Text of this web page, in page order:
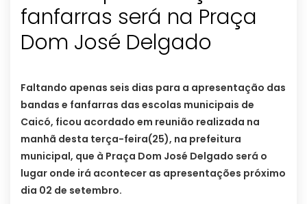
fanfarras será na Praça
Dom José Delgado
Faltando apenas seis dias para a apresentação das
bandas e fanfarras das escolas municipais de
Caicó, ficou acordado em reunião realizada na
manhã desta terça-feira(25), na prefeitura
municipal, que à Praça Dom José Delgado será o
lugar onde irá acontecer as apresentações próximo
dia 02 de setembro.